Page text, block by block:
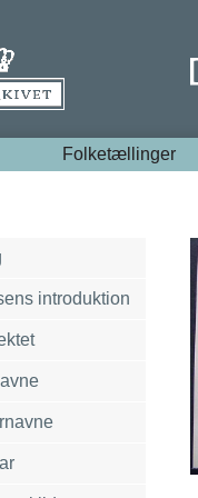
Folketællinger
introduktion